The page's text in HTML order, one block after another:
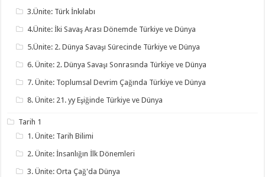
3.Ünite: Türk İnkılabı
4.Ünite: İki Savaş Arası Dönemde Türkiye ve Dünya
5.Ünite: 2. Dünya Savaşı Sürecinde Türkiye ve Dünya
6. Ünite: 2. Dünya Savaşı Sonrasında Türkiye ve Dünya
7. Ünite: Toplumsal Devrim Çağında Türkiye ve Dünya
8. Ünite: 21. yy Eşiğinde Türkiye ve Dünya
Tarih 1
1. Ünite: Tarih Bilimi
2. Ünite: İnsanlığın İlk Dönemleri
3. Ünite: Orta Çağ'da Dünya